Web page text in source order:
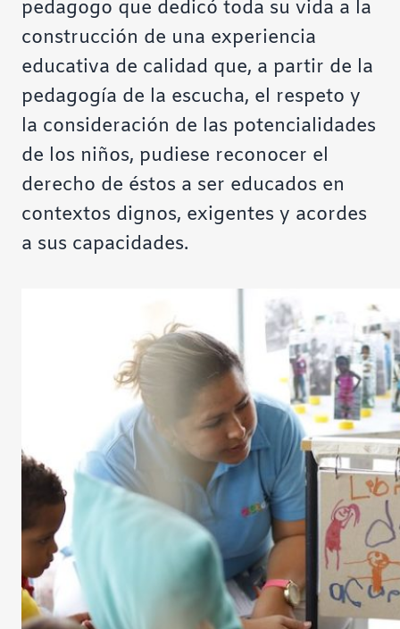
pedagogo que dedicó toda su vida a la
construcción de una experiencia
educativa de calidad que, a partir de la
pedagogía de la escucha, el respeto y
la consideración de las potencialidades
de los niños, pudiese reconocer el
derecho de éstos a ser educados en
contextos dignos, exigentes y acordes
a sus capacidades.